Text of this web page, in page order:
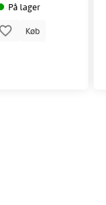
På lager
Køb